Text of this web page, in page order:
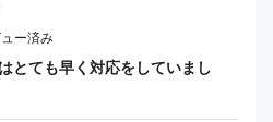
ー済み
とても早く対応をしていまし